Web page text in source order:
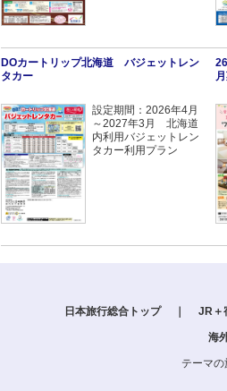
DOカートリップ北海道 バジェットレン
タカー
設定期間：2026年4月
～2027年3月 北海道
内利用バジェットレン
タカー利用プラン
日本旅行総合トップ ｜ JR＋
海
テーマの